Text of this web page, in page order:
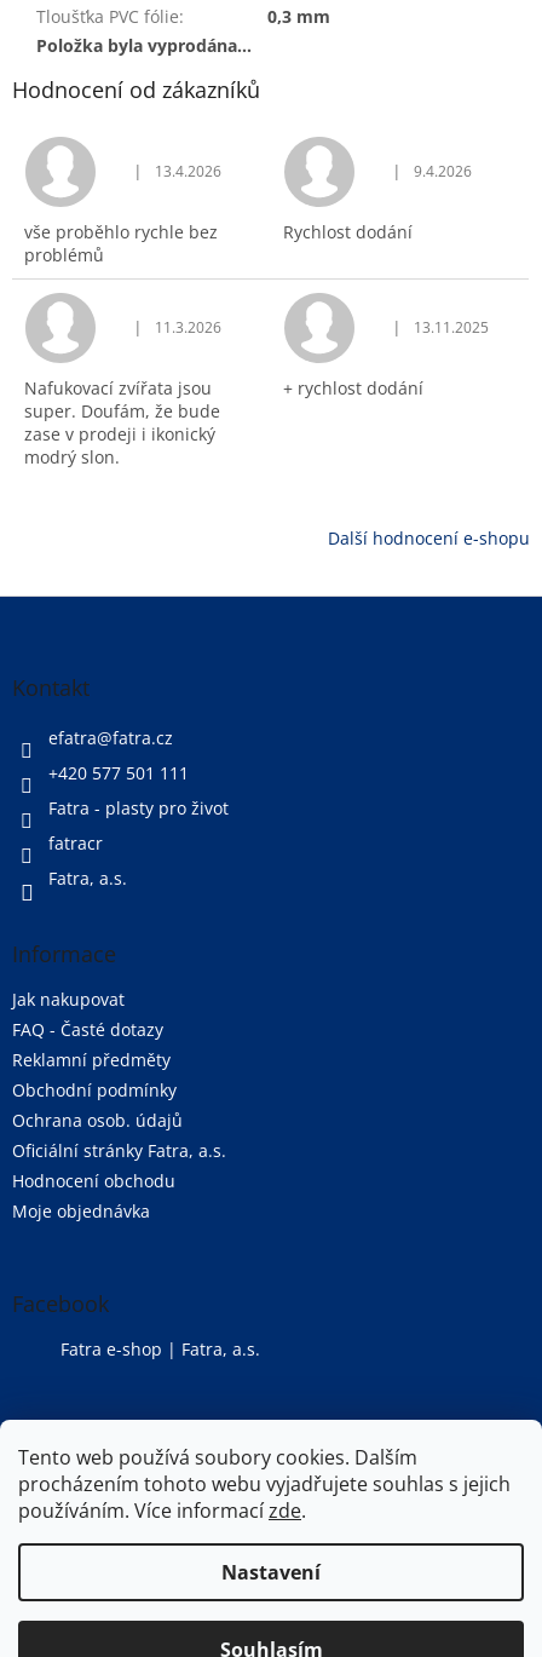
Tento web používá soubory cookies. Dalším
procházením tohoto webu vyjadřujete souhlas s jejich
používáním. Více informacízde.
Nastavení
Souhlasím
Tloušťka PVC fólie:
0,3 mm
Položka byla vyprodána…
Hodnocení od zákazníků
Hodnocení obchodu je 5 z 5 hvězdiček.
| 13.4.2026
vše proběhlo rychle bez
problémů
Hodnocení
| 9.4.2026
Rychlost dodání
Hodnocení obchodu je 5 z 5 hvězdiček.
| 11.3.2026
Nafukovací zvířata jsou
super. Doufám, že bude
zase v prodeji i ikonický
modrý slon.
Hodnocení
| 13.11.2025
+ rychlost dodání
Další hodnocení e-shopu
Z
Kontakt
efatra@fatra.cz
+420 577 501 111
Fatra - plasty pro život
fatracr
Fatra, a.s.
Informace
Jak nakupovat
FAQ - Časté dotazy
Reklamní předměty
Obchodní podmínky
Ochrana osob. údajů
Oficiální stránky Fatra, a.s.
Hodnocení obchodu
Moje objednávka
Facebook
Fatra e-shop | Fatra, a.s.
Copyright 2026Fatra e-shop | Fatra, a.s.. Všechna práva
Upravit nastavení cookies